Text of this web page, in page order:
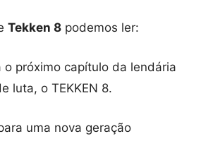
Tekken 8 podemos ler:
o próximo capítulo da lendária
luta, o TEKKEN 8.
uma nova geração